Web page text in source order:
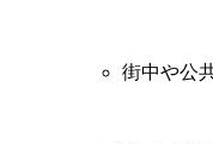
街中や公